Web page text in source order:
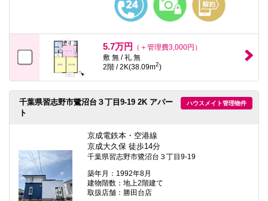
5.7万円
（＋管理費3,000円）
敷 無 / 礼 無
2階 / 2K(38.09m2)
ハウスメイト管理物件
千葉県習志野市鷺沼台３丁目9-19 2K アパー
ト
京成電鉄本・空港線
京成大久保 徒歩14分
千葉県習志野市鷺沼台３丁目9-19
築年月：1992年8月
建物階数：地上2階建て
取扱店舗：勝田台店